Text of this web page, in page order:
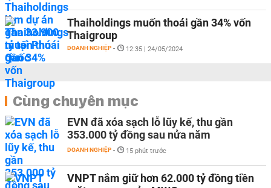
Thaiholdings muốn thoái gần 34% vốn
Thaigroup
DOANH NGHIỆP - 12:35 | 24/05/2024
Cùng chuyên mục
EVN đã xóa sạch lỗ lũy kế, thu gần
353.000 tỷ đồng sau nửa năm
DOANH NGHIỆP - 15 phút trước
VNPT nắm giữ hơn 62.000 tỷ đồng tiền